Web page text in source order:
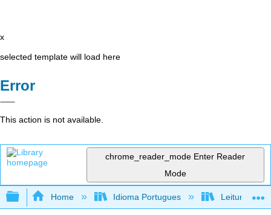
x
selected template will load here
Error
This action is not available.
chrome_reader_mode Enter Reader
Mode
Expand/collapse global hierarchy
Home Idioma Portugues Leitura,